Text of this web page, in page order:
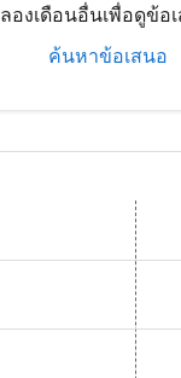
ลองเดือนอื่นเพื่อดูข้อ
ค้นหาข้อเสนอ
ค้นหาข้อเสนอ
ค้นหาข้อเส
disclaimer. ค้นหา
offers-disclaimer.
view-offers-
cmp-view-offers-
cmp-view-
cmp-
SIN–SWA: cmp-
SIN–SWA: